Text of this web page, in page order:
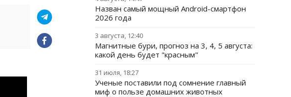
Назван самый мощный Android-смартфон
2026 года
3 августа, 12:40
Магнитные бури, прогноз на 3, 4, 5 августа:
какой день будет "красным"
31 июля, 18:27
Ученые поставили под сомнение главный
миф о пользе домашних животных